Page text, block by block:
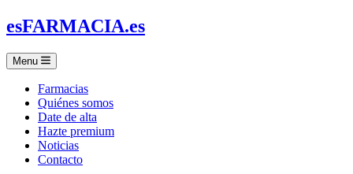
esFARMACIA.es
Menu
Farmacias
Quiénes somos
Date de alta
Hazte premium
Noticias
Contacto